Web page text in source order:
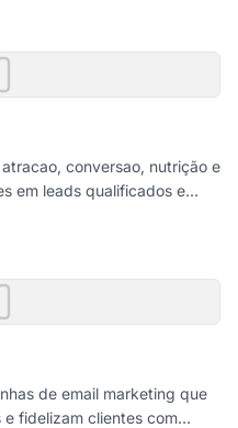
conversao, nutrição e
em leads qualificados e...
de email marketing que
fidelizam clientes com